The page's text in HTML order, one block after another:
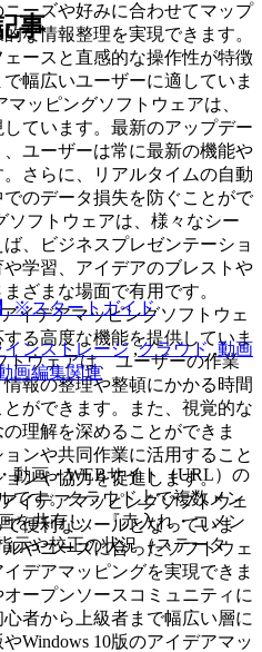
ーズや好みに合わせてマップ
な情報整理を実現できます。
ースと直感的な操作性が特徴
幅広いユーザーに適していま
ッピングソフトウェアは、
ています。最新のアップデー
ユーザーは常に最新の機能や
さらに、リアルタイムの自動
のデータ損失を防ぐことがで
ソフトウェアは、様々なシー
、ビジネスプレゼンテーショ
学習、アイデアのブレストや
ざまな場面で有用です。
イデアマッピングソフトウェ
る高度な機能を提供していま
トウェアは、ユーザーの作業
報の整理や整頓にかかる時間
ができます。また、視覚的な
理解を深めることができま
ンや共同作業に活用すること
ンや協力を促進します。
イデアマッピングソフトウェ
便利なツールとなっていま
やニーズに合ったソフトウェ
デアマッピングを実現できま
ープンソースコミュニティに
者から上級者まで幅広い層に
Windows 10版のアイデアマッ
事
※スタートガイド
インストレージ ,クラウド,動画
画編集関連
動画・WEBサイト（URL）の
です。クラウド上で複数メン
を共有し、『赤入れ・コメン
示や校正の状況（ステータ